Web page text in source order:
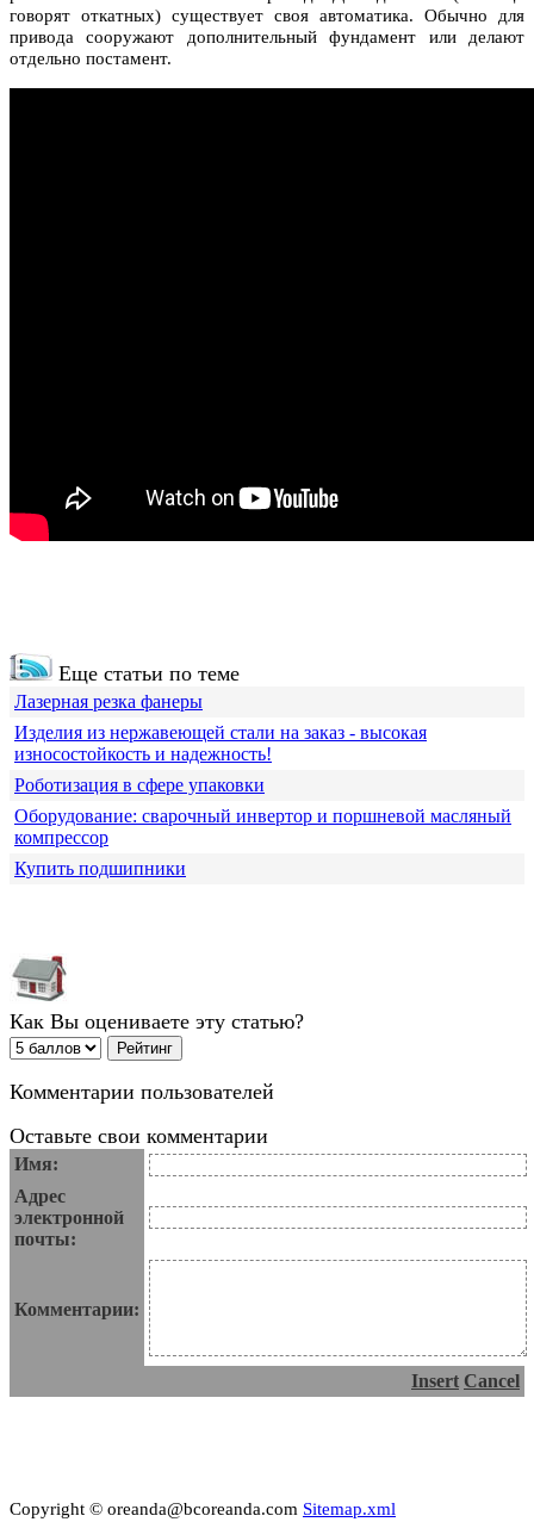
говорят откатных) существует своя автоматика. Обычно для
привода сооружают дополнительный фундамент или делают
отдельно постамент.
Еще статьи по теме
Лазерная резка фанеры
Изделия из нержавеющей стали на заказ - высокая
износостойкость и надежность!
Роботизация в сфере упаковки
Оборудование: сварочный инвертор и поршневой масляный
компрессор
Купить подшипники
Как Вы оцениваете эту статью?
Комментарии пользователей
Оставьте свои комментарии
Имя:
Адрес
электронной
почты:
Комментарии:
Insert Cancel
Copyright © oreanda@bcoreanda.com Sitemap.xml